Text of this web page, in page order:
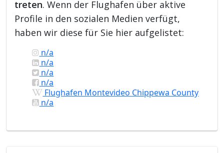
treten. Wenn der Flughafen über aktive
Profile in den sozialen Medien verfügt,
haben wir diese für Sie hier aufgelistet:
n/a
n/a
n/a
n/a
Flughafen Montevideo Chippewa County
n/a